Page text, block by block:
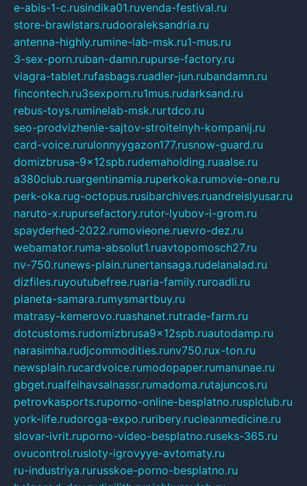
e-abis-1-c.rusindika01.ruvenda-festival.ru
store-brawlstars.rudooraleksandria.ru
antenna-highly.rumine-lab-msk.ru1-mus.ru
3-sex-porn.ruban-damn.rupurse-factory.ru
viagra-tablet.rufasbags.ruadler-jun.rubandamn.ru
fincontech.ru3sexporn.ru1mus.rudarksand.ru
rebus-toys.ruminelab-msk.rurtdco.ru
seo-prodvizhenie-sajtov-stroitelnyh-kompanij.ru
card-voice.rurulonnyygazon177.rusnow-guard.ru
domizbrusa-9x12spb.rudemaholding.ruaalse.ru
a380club.ruargentinamia.ruperkoka.rumovie-one.ru
perk-oka.rug-octopus.rusibarchives.ruandreislyusar.ru
naruto-x.rupursefactory.rutor-lyubov-i-grom.ru
spayderhed-2022.rumovieone.ruevro-dez.ru
webamator.ruma-absolut1.ruavtopomosch27.ru
nv-750.runews-plain.runertansaga.rudelanalad.ru
dizfiles.ruyoutubefree.ruaria-family.ruroadli.ru
planeta-samara.rumysmartbuy.ru
matrasy-kemerovo.ruashanet.rutrade-farm.ru
dotcustoms.rudomizbrusa9x12spb.ruautodamp.ru
narasimha.rudjcommodities.runv750.rux-ton.ru
newsplain.rucardvoice.rumodopaper.rumanunae.ru
gbget.rualfeihavsalnassr.rumadoma.rutajuncos.ru
petrovkasports.ruporno-online-besplatno.rusplclub.ru
york-life.rudoroga-expo.ruribery.rucleanmedicine.ru
slovar-ivrit.ruporno-video-besplatno.ruseks-365.ru
ovucontrol.rusloty-igrovyye-avtomaty.ru
ru-industriya.rurusskoe-porno-besplatno.ru